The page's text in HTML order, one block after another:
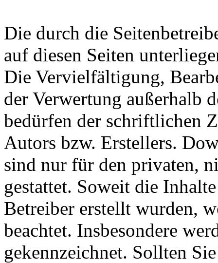
Die durch die
auf diesen Seiten
Die Vervielfältigung,
der Verwertung außerhalb
bedürfen der schriftlichen
Autors bzw. Erstellers.
sind nur für den privaten,
gestattet. Soweit die
Betreiber erstellt wurden,
beachtet. Insbesondere
gekennzeichnet. Sollten